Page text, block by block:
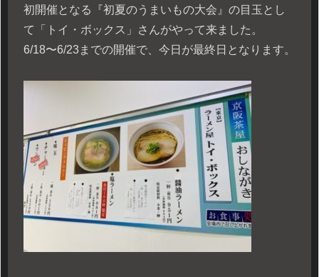
初開催となる『初夏のうまいもの大会』の目玉とし
て「トイ・ボックス」さんがやって来ました。
6/18〜6/23までの開催で、今日が最終日となります。